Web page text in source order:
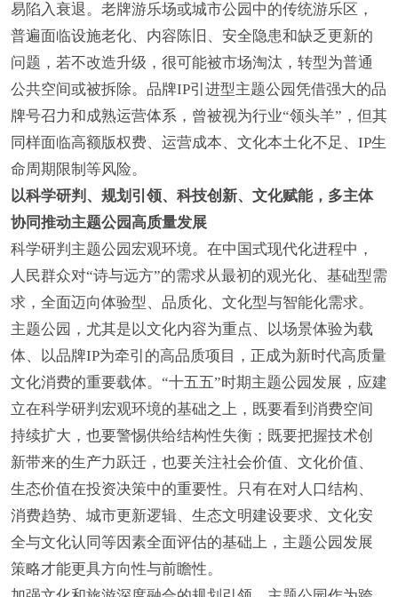
易陷入衰退。老牌游乐场或城市公园中的传统游乐区，
普遍面临设施老化、内容陈旧、安全隐患和缺乏更新的
问题，若不改造升级，很可能被市场淘汰，转型为普通
公共空间或被拆除。品牌IP引进型主题公园凭借强大的品
牌号召力和成熟运营体系，曾被视为行业“领头羊”，但其
同样面临高额版权费、运营成本、文化本土化不足、IP生
命周期限制等风险。
以科学研判、规划引领、科技创新、文化赋能，多主体
协同推动主题公园高质量发展
科学研判主题公园宏观环境。在中国式现代化进程中，
人民群众对“诗与远方”的需求从最初的观光化、基础型需
求，全面迈向体验型、品质化、文化型与智能化需求。
主题公园，尤其是以文化内容为重点、以场景体验为载
体、以品牌IP为牵引的高品质项目，正成为新时代高质量
文化消费的重要载体。“十五五”时期主题公园发展，应建
立在科学研判宏观环境的基础之上，既要看到消费空间
持续扩大，也要警惕供给结构性失衡；既要把握技术创
新带来的生产力跃迁，也要关注社会价值、文化价值、
生态价值在投资决策中的重要性。只有在对人口结构、
消费趋势、城市更新逻辑、生态文明建设要求、文化安
全与文化认同等因素全面评估的基础上，主题公园发展
策略才能更具方向性与前瞻性。